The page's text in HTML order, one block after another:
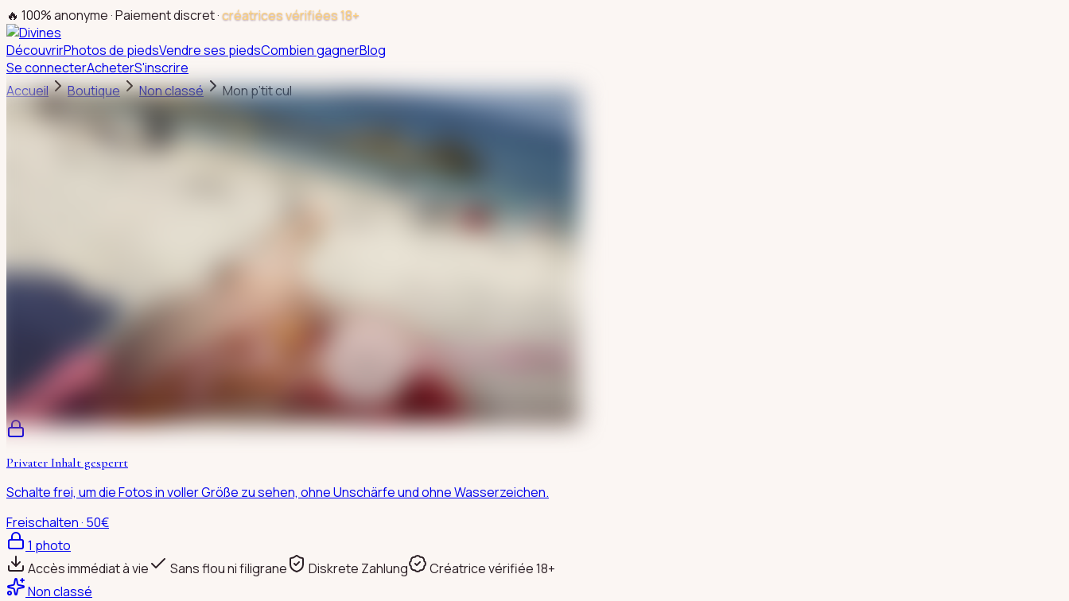
🔥 100% anonyme · Paiement discret ·créatrices vérifiées 18+
DécouvrirPhotos de piedsVendre ses piedsCombien gagnerBlog
Se connecterAcheterS'inscrire
Accueil
Boutique Non classé Mon p’tit cul
Privater Inhalt gesperrt
Schalte frei, um die Fotos in voller Größe zu sehen, ohne Unschärfe und ohne Wasserzeichen.
Freischalten · 50€
1 photo
Accès immédiat à vie
Sans flou ni filigrane Diskrete Zahlung
Créatrice vérifiée 18+
Non classé